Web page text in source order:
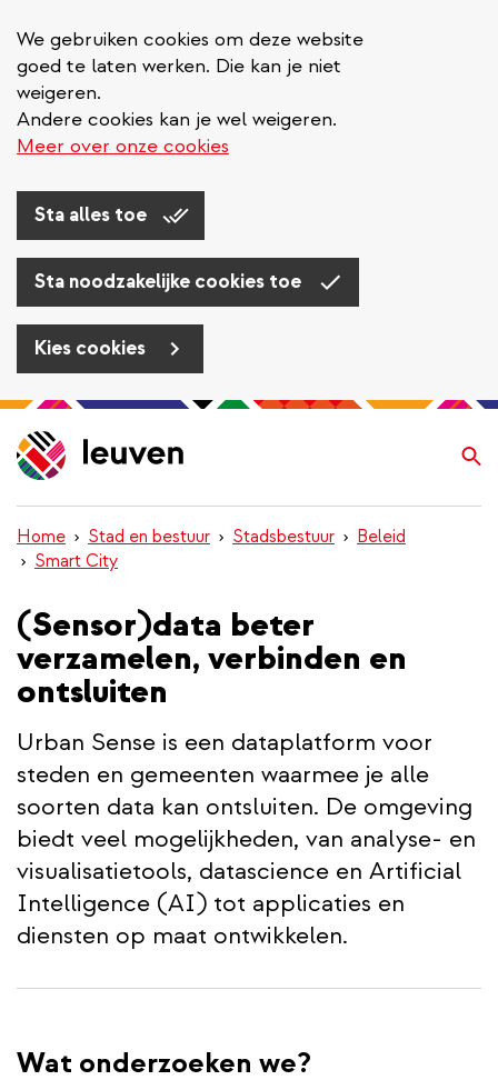
We gebruiken cookies om deze website
goed te laten werken. Die kan je niet
weigeren.
Andere cookies kan je wel weigeren.
Meer over onze cookies
Sta alles toe
Sta noodzakelijke cookies toe
Kies cookies
Overslaan
en
naar
inhoud
gaan
Home Stad en bestuur Stadsbestuur
Beleid
Smart City
(Sensor)data beter
verzamelen, verbinden en
ontsluiten
Urban Sense is een dataplatform voor
steden en gemeenten waarmee je alle
soorten data kan ontsluiten. De omgeving
biedt veel mogelijkheden, van analyse- en
visualisatietools, datascience en Artificial
Intelligence (AI) tot applicaties en
diensten op maat ontwikkelen.
Wat onderzoeken we?